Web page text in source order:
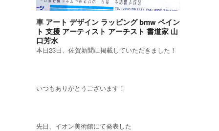
車 アート デザイン ラッピング bmw ペイン
ト 支援 アーティスト アーチスト 書道家 山
口芳水
本日23日、佐賀新聞に掲載していただきました！
いつもありがとうございます！
先日、イオン美術館にて発表した